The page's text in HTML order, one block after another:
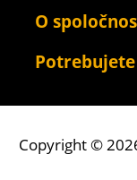
O
Copyright ©